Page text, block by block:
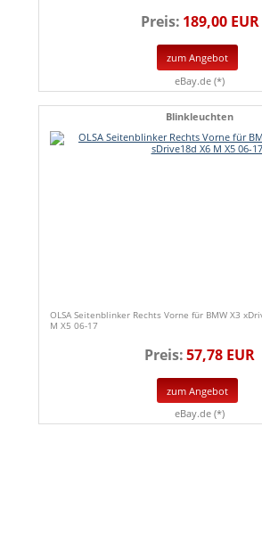
Preis: 189,00 EUR
zum Angebot
eBay.de (*)
Blinkleuchten
OLSA Seitenblinker Rechts Vorne für BMW X3
M X5 06-17
Preis:57,78 EUR
zum Angebot
eBay.de (*)